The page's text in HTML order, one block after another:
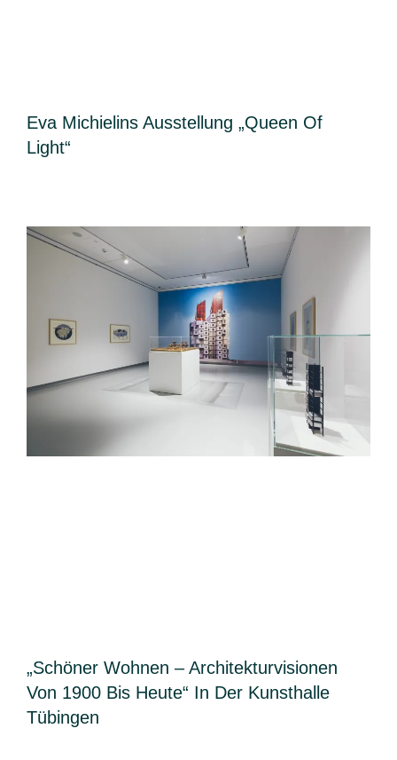
Eva Michielins Ausstellung „Queen Of
Light“
„Schöner Wohnen – Architekturvisionen
Von 1900 Bis Heute“ In Der Kunsthalle
Tübingen